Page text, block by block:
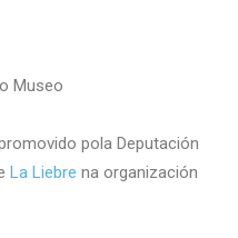
Museo
pola Deputación
La Liebre na organización